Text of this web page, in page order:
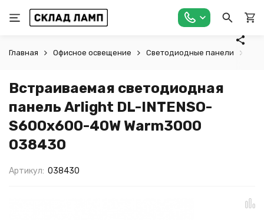
Главная Офисное освещение Светодиодные панели
Встраиваемая светодиодная
панель Arlight DL-INTENSO-
S600x600-40W Warm3000
038430
Артикул: 038430